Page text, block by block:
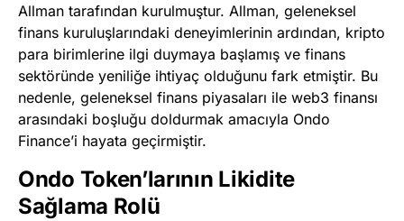
Allman tarafından kurulmuştur. Allman, geleneksel
finans kuruluşlarındaki deneyimlerinin ardından, kripto
para birimlerine ilgi duymaya başlamış ve finans
sektöründe yeniliğe ihtiyaç olduğunu fark etmiştir. Bu
nedenle, geleneksel finans piyasaları ile web3 finansı
arasındaki boşluğu doldurmak amacıyla Ondo
Finance’i hayata geçirmiştir.
Ondo Token’larının Likidite
Sağlama Rolü